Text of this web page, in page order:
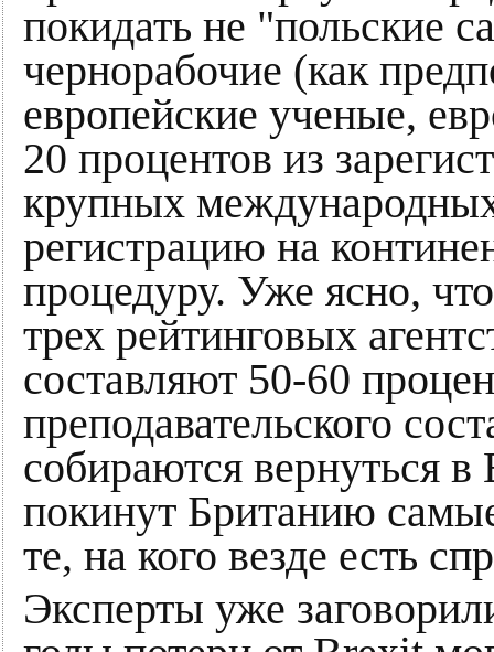
покидать не "польские
чернорабочие (как
европейские ученые,
20 процентов из
крупных
регистрацию на
процедуру. Уже ясно,
трех рейтинговых
составляют 50-60
преподавательского
собираются вернуться
покинут Британию
те, на кого везде есть
Эксперты уже